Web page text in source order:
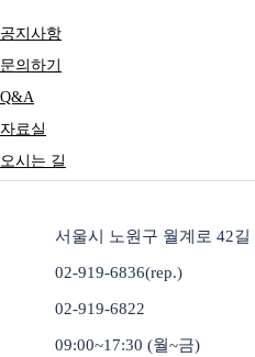
공지사항
문의하기
Q&A
자료실
오시는 길
서울시 노원구 월계로 42길
02-919-6836(rep.)
02-919-6822
09:00~17:30 (월~금)